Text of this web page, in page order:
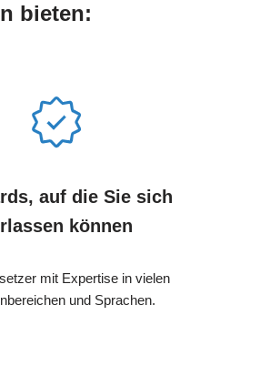
bieten:
auf die Sie sich
können
mit Expertise in vielen
und Sprachen.